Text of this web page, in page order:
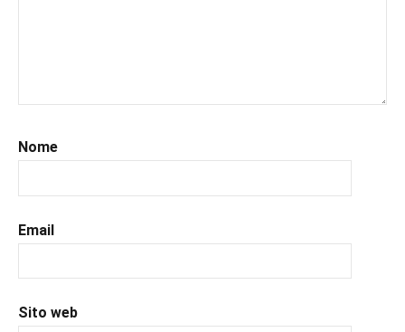
#recensioni
#recensionilibri,
Nome
Email
Sito web